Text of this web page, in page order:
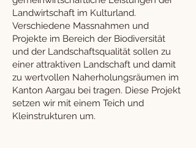
Landwirtschaft im Kulturland.
Verschiedene Massnahmen und
Projekte im Bereich der Biodiversität
und der Landschaftsqualität sollen zu
einer attraktiven Landschaft und damit
zu wertvollen Naherholungsräumen im
Kanton Aargau bei tragen. Diese Projekt
setzen wir mit einem Teich und
Kleinstrukturen um.